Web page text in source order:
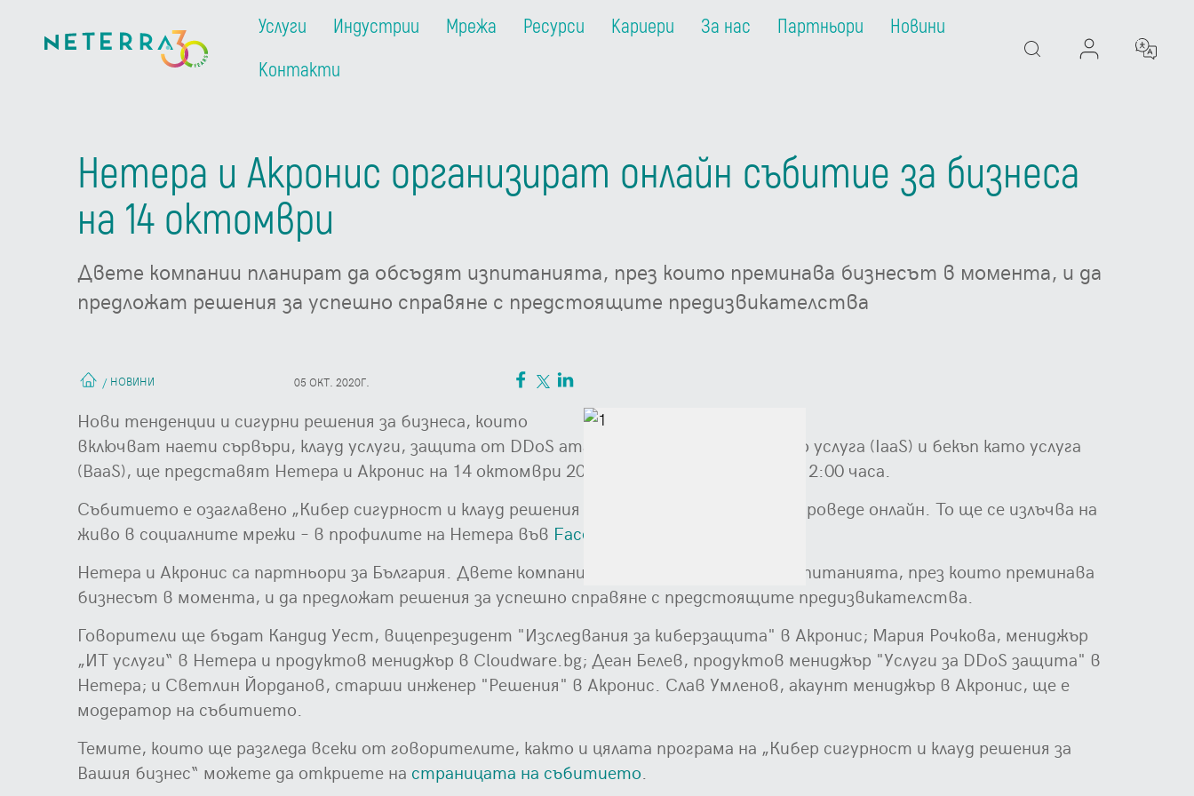
Услуги Индустрии Мрежа Ресурси Кариери За нас Партньори
Новини
Контакти
Нетера и Акронис организират онлайн събитие за бизнеса
на 14 октомври
Двете компании планират да обсъдят изпитанията, през които преминава бизнесът в момента, и да
предложат решения за успешно справяне с предстоящите предизвикателства
/ НОВИНИ 05 ОКТ. 2020Г.
Нови тенденции и сигурни решения за бизнеса, които
включват наети сървъри, клауд услуги, защита от DDoS атаки, инфраструктура като услуга (IaaS) и бекъп като услуга
(BaaS), ще представят Нетера и Акронис на 14 октомври 2020 г. - сряда, от 11:00 до 12:00 часа.
Събитието е озаглавено „Кибер сигурност и клауд решения за Вашия бизнес“ и ще се проведе онлайн. То ще се излъчва на
живо в социалните мрежи – в профилите на Нетера във Facebook
Нетера и Акронис са партньори за България. Двете компании планират да обсъдят изпитанията, през които преминава
бизнесът в момента, и да предложат решения за успешно справяне с предстоящите предизвикателства.
Говорители ще бъдат Кандид Уест, вицепрезидент "Изследвания за киберзащита" в Акронис; Мария Рочкова, мениджър
„ИТ услуги“ в Нетера и продуктов мениджър в Cloudware.bg; Деан Белев, продуктов мениджър "Услуги за DDoS защита" в
Нетера; и Светлин Йорданов, старши инженер "Решения" в Акронис. Слав Умленов, акаунт мениджър в Акронис, ще е
модератор на събитието.
Темите, които ще разгледа всеки от говорителите, както и цялата програма на „Кибер сигурност и клауд решения за
Вашия бизнес“ можете да откриете на страницата на събитието